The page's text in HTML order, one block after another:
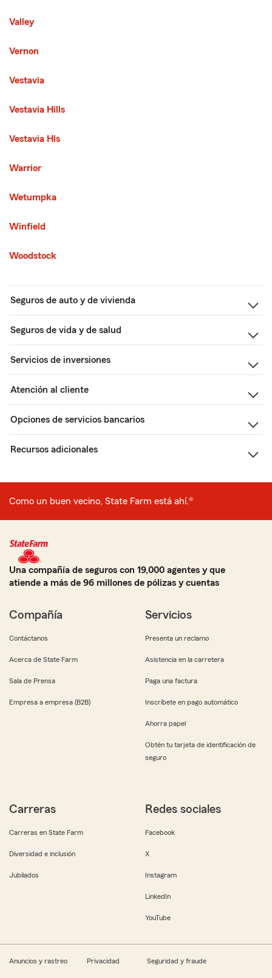
Valley
Vernon
Vestavia
Vestavia Hills
Vestavia Hls
Warrior
Wetumpka
Winfield
Woodstock
Seguros de auto y de vivienda
Seguros de vida y de salud
Servicios de inversiones
Atención al cliente
Opciones de servicios bancarios
Recursos adicionales
Como un buen vecino, State Farm está ahí.®
Una compañía de seguros con 19,000 agentes y que
atiende a más de 96 millones de pólizas y cuentas
Compañía
Contáctanos
Acerca de State Farm
Sala de Prensa
Empresa a empresa (B2B)
Servicios
Presenta un reclamo
Asistencia en la carretera
Paga una factura
Inscríbete en pago automático
Ahorra papel
Obtén tu tarjeta de identificación de
seguro
Carreras
Carreras en State Farm
Diversidad e inclusión
Jubilados
Redes sociales
Facebook
X
Instagram
LinkedIn
YouTube
Anuncios y rastreo Privacidad Seguridad y fraude